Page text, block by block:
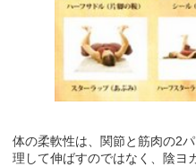
体の柔軟性は、関節と筋肉の2
理して伸ばすのではなく、陰ヨ